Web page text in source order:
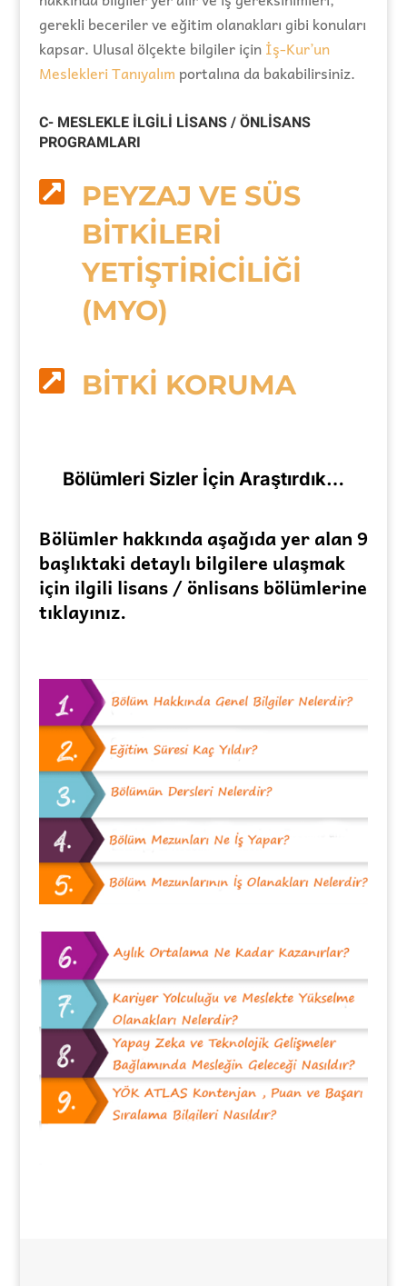
gerekli beceriler ve eğitim olanakları gibi konuları
kapsar. Ulusal ölçekte bilgiler içinİş-Kur’un
Meslekleri Tanıyalım portalına da bakabilirsiniz.
C- MESLEKLE İLGİLİ LİSANS / ÖNLİSANS
PROGRAMLARI

PEYZAJ VE SÜS
BİTKİLERİ
YETİŞTİRİCİLİĞİ
(MYO)
 BİTKİ KORUMA
Bölümleri Sizler İçin Araştırdık…
Bölümler hakkında aşağıda yer alan 9
başlıktaki detaylı bilgilere ulaşmak
için ilgili lisans / önlisans bölümlerine
tıklayınız.